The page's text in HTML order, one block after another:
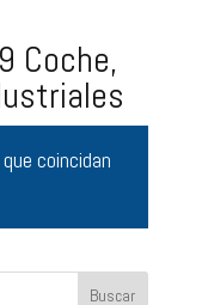
Coche,
coincidan
Buscar